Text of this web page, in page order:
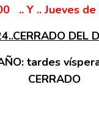
.. Y .. Jueves
DEL
tardes
CERRADO